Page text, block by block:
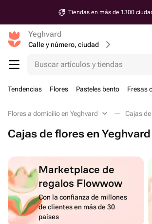
Tiendas en más de 1300
Yeghvard
Calle y número, ciudad
Buscar artículos y tiendas
Tendencias Flores Pasteles bento Fresas
Flores a domicilio en Yeghvard Cajas
Cajas de flores en Yeghvard
Marketplace de
regalos Flowwow
Con la confianza de millones
de clientes en más de 30
países